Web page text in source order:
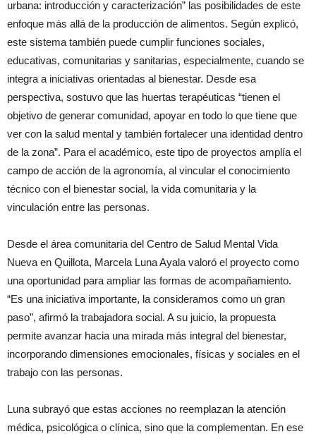
urbana: introducción y caracterización” las posibilidades de este
enfoque más allá de la producción de alimentos. Según explicó,
este sistema también puede cumplir funciones sociales,
educativas, comunitarias y sanitarias, especialmente, cuando se
integra a iniciativas orientadas al bienestar. Desde esa
perspectiva, sostuvo que las huertas terapéuticas “tienen el
objetivo de generar comunidad, apoyar en todo lo que tiene que
ver con la salud mental y también fortalecer una identidad dentro
de la zona”. Para el académico, este tipo de proyectos amplía el
campo de acción de la agronomía, al vincular el conocimiento
técnico con el bienestar social, la vida comunitaria y la
vinculación entre las personas.
Desde el área comunitaria del Centro de Salud Mental Vida
Nueva en Quillota, Marcela Luna Ayala valoró el proyecto como
una oportunidad para ampliar las formas de acompañamiento.
“Es una iniciativa importante, la consideramos como un gran
paso”, afirmó la trabajadora social. A su juicio, la propuesta
permite avanzar hacia una mirada más integral del bienestar,
incorporando dimensiones emocionales, físicas y sociales en el
trabajo con las personas.
Luna subrayó que estas acciones no reemplazan la atención
médica, psicológica o clínica, sino que la complementan. En ese